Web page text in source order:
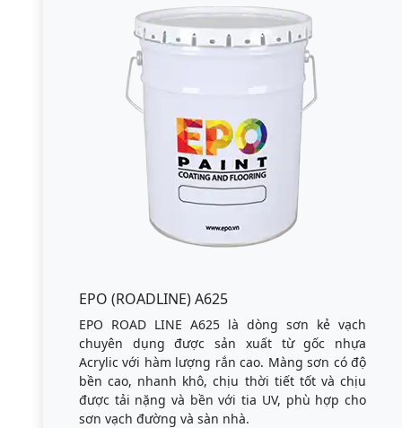
EPO (ROADLINE) A625
EPO ROAD LINE A625 là dòng sơn kẻ vạch
chuyên dụng được sản xuất từ gốc nhựa
Acrylic với hàm lượng rắn cao. Màng sơn có độ
bền cao, nhanh khô, chịu thời tiết tốt và chịu
được tải nặng và bền với tia UV, phù hợp cho
sơn vạch đường và sàn nhà.